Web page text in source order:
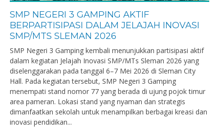
SMP NEGERI 3 GAMPING AKTIF
BERPARTISIPASI DALAM JELAJAH INOVASI
SMP/MTS SLEMAN 2026
SMP Negeri 3 Gamping kembali menunjukkan partisipasi aktif
dalam kegiatan Jelajah Inovasi SMP/MTs Sleman 2026 yang
diselenggarakan pada tanggal 6–7 Mei 2026 di Sleman City
Hall. Pada kegiatan tersebut, SMP Negeri 3 Gamping
menempati stand nomor 77 yang berada di ujung pojok timur
area pameran. Lokasi stand yang nyaman dan strategis
dimanfaatkan sekolah untuk menampilkan berbagai kreasi dan
inovasi pendidikan...